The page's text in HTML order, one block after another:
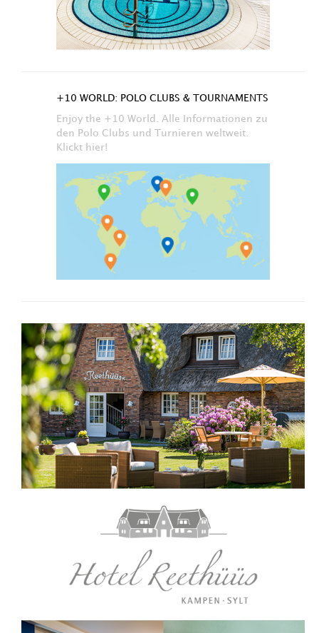
+10 WORLD: POLO CLUBS & TOURNAMENTS
Enjoy the +10 World. Alle Informationen zu
den Polo Clubs und Turnieren weltweit.
Klickt hier!